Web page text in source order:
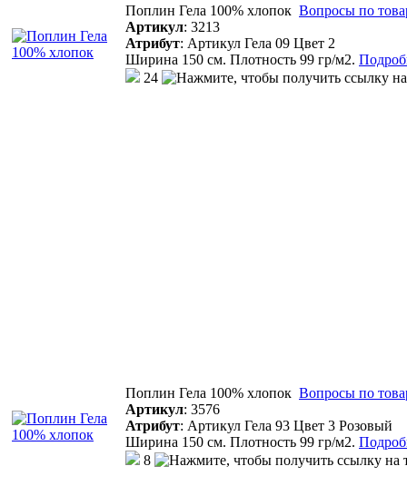
Поплин Гела 100% хлопок Вопросы по
Артикул: 3213
Атрибут: Артикул Гела 09 Цвет 2
Ширина 150 см. Плотность 99 гр/м2.
24
Поплин Гела 100% хлопок Вопросы по
Артикул: 3576
Атрибут: Артикул Гела 93 Цвет 3 Розовый
Ширина 150 см. Плотность 99 гр/м2.
8